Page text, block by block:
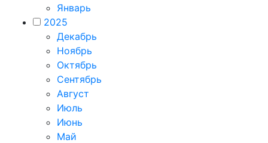
Январь
2025
Декабрь
Ноябрь
Октябрь
Сентябрь
Август
Июль
Июнь
Май